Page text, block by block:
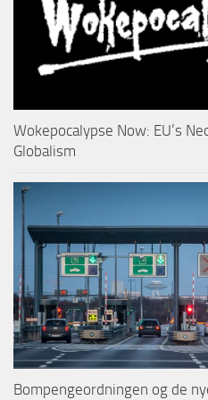
Wokepocalypse Now: EU’s
Globalism
Bompengeordningen og de